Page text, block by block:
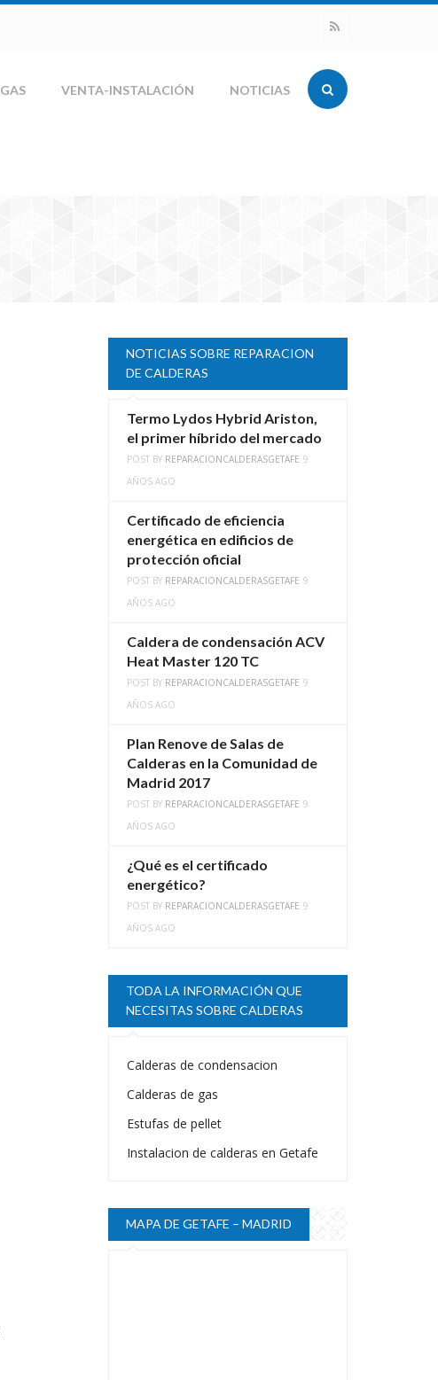
GAS VENTA-INSTALACIÓN NOTICIAS
NOTICIAS SOBRE REPARACION
DE CALDERAS
Termo Lydos Hybrid Ariston,
el primer híbrido del mercado
POST BY REPARACIONCALDERASGETAFE 9
AÑOS AGO
Certificado de eficiencia
energética en edificios de
protección oficial
POST BY REPARACIONCALDERASGETAFE 9
AÑOS AGO
Caldera de condensación ACV
Heat Master 120 TC
POST BY REPARACIONCALDERASGETAFE 9
AÑOS AGO
Plan Renove de Salas de
Calderas en la Comunidad de
Madrid 2017
POST BY REPARACIONCALDERASGETAFE 9
AÑOS AGO
¿Qué es el certificado
energético?
POST BY REPARACIONCALDERASGETAFE 9
AÑOS AGO
TODA LA INFORMACIÓN QUE
NECESITAS SOBRE CALDERAS
Calderas de condensacion
Calderas de gas
Estufas de pellet
Instalacion de calderas en Getafe
MAPA DE GETAFE – MADRID